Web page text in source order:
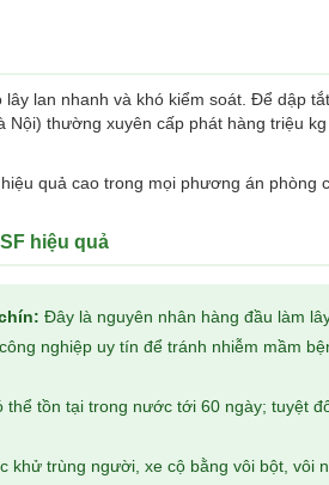
lan nhanh và khó kiểm soát. Để dập
thường xuyên cấp phát hàng triệu
quả cao trong mọi phương án phòng
hiệu quả
Đây là nguyên nhân hàng đầu làm
nghiệp uy tín để tránh nhiễm mầm
thể tồn tại trong nước tới 60 ngày; tuyệt
khử trùng người, xe cộ bằng vôi bột, vôi